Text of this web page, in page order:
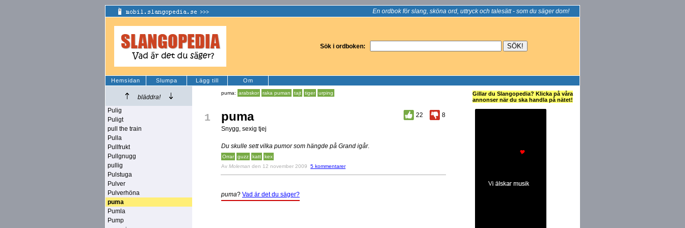
En ordbok för slang, sköna ord, uttryck och talesätt - som du säger dom!
Sök i ordboken:
Hemsidan Slumpa Lägg till Om
bläddra!
Pulig
Puligt
pull the train
Pulla
Pullfrukt
Pullgnugg
pullig
Pulstuga
Pulver
Pulverhöna
puma
Pumla
Pump
puma: arabskor raka puman tajt tiger urping
1 puma 22
8
Snygg, sexig tjej
Du skulle sett vilka pumor som hängde på Grand igår.
Orrar guzz katt
kex
Av Moleman den 12 november 2009 5 kommentarer
puma? Vad är det du säger?
Gillar du Slangopedia? Klicka på våra
annonser när du ska handla på nätet!